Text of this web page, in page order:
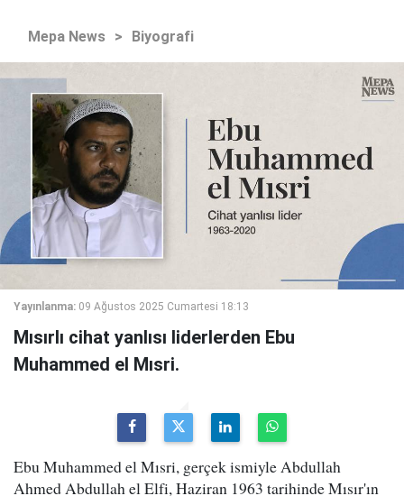
Mepa News > Biyografi
Yayınlanma: 09 Ağustos 2025 Cumartesi 18:13
Mısırlı cihat yanlısı liderlerden Ebu
Muhammed el Mısri.
Ebu Muhammed el Mısri, gerçek ismiyle Abdullah
Ahmed Abdullah el Elfi, Haziran 1963 tarihinde Mısır'ın